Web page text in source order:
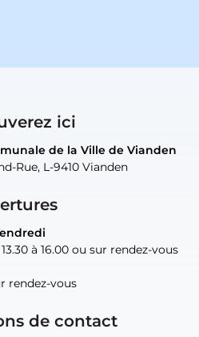
ici
de la Ville de Vianden
Rue, L-9410 Vianden
à 16.00 ou sur rendez-vous
rendez-vous
de contact
de la Ville de Vianden
Rue, L-9410 Vianden
à 16.00 ou sur rendez-vous
rendez-vous
de la Ville de Vianden
Rue, L-9410 Vianden
vous
de la Ville de Vianden
Rue, L-9410 Vianden
vous
la Ville de Vianden
Vianden
vous
d’eau) : 83 48 21 61